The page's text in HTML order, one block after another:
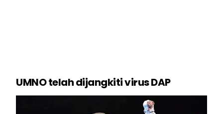
UMNO telah dijangkiti virus DAP